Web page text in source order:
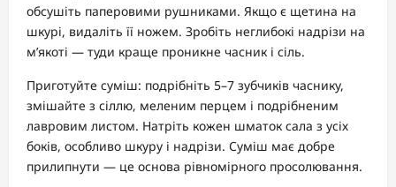
обсушіть паперовими рушниками. Якщо є щетина на
шкурі, видаліть її ножем. Зробіть неглибокі надрізи на
м’якоті — туди краще проникне часник і сіль.
Приготуйте суміш: подрібніть 5–7 зубчиків часнику,
змішайте з сіллю, меленим перцем і подрібненим
лавровим листом. Натріть кожен шматок сала з усіх
боків, особливо шкуру і надрізи. Суміш має добре
прилипнути — це основа рівномірного просолювання.